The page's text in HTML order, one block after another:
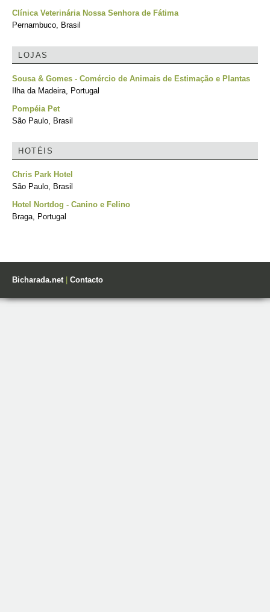
Clínica Veterinária Nossa Senhora de Fátima
Pernambuco, Brasil
LOJAS
Sousa & Gomes - Comércio de Animais de Estimação e Plantas
Ilha da Madeira, Portugal
Pompéia Pet
São Paulo, Brasil
HOTÉIS
Chris Park Hotel
São Paulo, Brasil
Hotel Nortdog - Canino e Felino
Braga, Portugal
Bicharada.net| Contacto